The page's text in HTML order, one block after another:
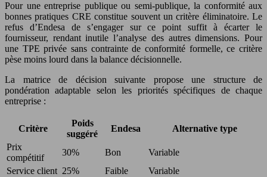
Pour une entreprise publique ou semi-publique, la conformité aux
bonnes pratiques CRE constitue souvent un critère éliminatoire. Le
refus d’Endesa de s’engager sur ce point suffit à écarter le
fournisseur, rendant inutile l’analyse des autres dimensions. Pour
une TPE privée sans contrainte de conformité formelle, ce critère
pèse moins lourd dans la balance décisionnelle.
La matrice de décision suivante propose une structure de
pondération adaptable selon les priorités spécifiques de chaque
entreprise :
Critère
Poids
suggéré
Endesa
Alternative type
Prix
compétitif
30% Bon
Variable
Service client 25% Faible
Variable